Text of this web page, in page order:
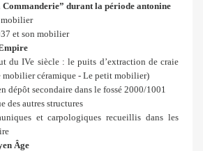
Commanderie” durant la période antonine
mobilier
et son mobilier
du IVe siècle : le puits d’extraction de craie
mobilier céramique - Le petit mobilier)
dépôt secondaire dans le fossé 2000/1001
des autres structures
et carpologiques recueillis dans les
Âge